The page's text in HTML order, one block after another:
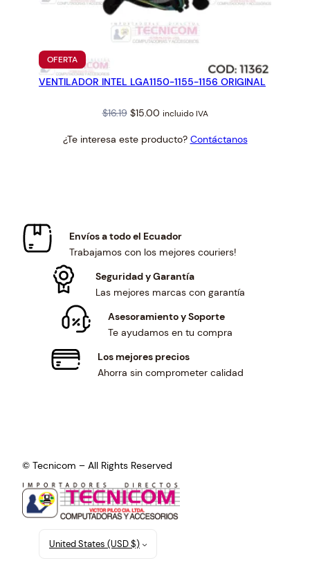
OFERTAPRODUCTO
EN
OFERTA
VENTILADOR INTEL LGA1150-1155-1156 ORIGINAL
$16.19 Original
was:
$15.00Current
is:
incluido IVA
¿Te interesa este producto? Contáctanos
Envíos a todo el Ecuador
Trabajamos con los mejores couriers!
Seguridad y Garantía
Las mejores marcas con garantía
Asesoramiento y Soporte
Te ayudamos en tu compra
Los mejores precios
Ahorra sin comprometer calidad
© Tecnicom – All Rights Reserved
United States (USD $)